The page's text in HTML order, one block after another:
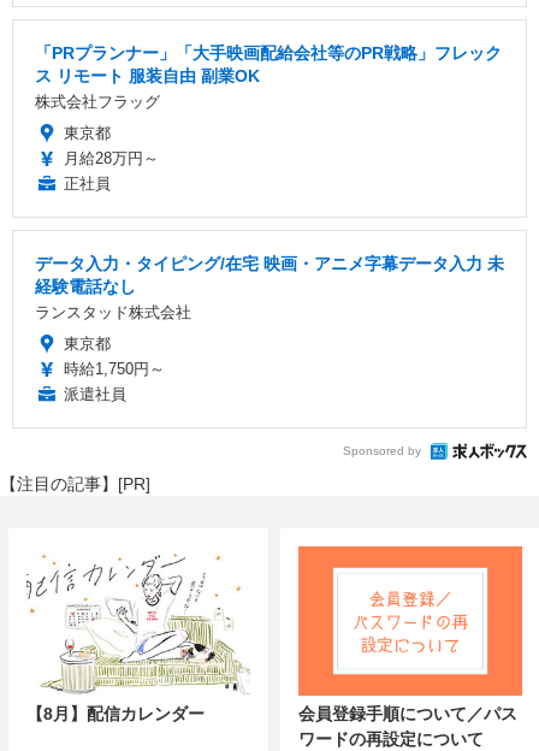
「PRプランナー」「大手映画配給会社等のPR戦略」フレック
ス リモート 服装自由 副業OK
株式会社フラッグ
東京都
月給28万円～
正社員
データ入力・タイピング/在宅 映画・アニメ字幕データ入力 未
経験電話なし
ランスタッド株式会社
東京都
時給1,750円～
派遣社員
Sponsored by
【注目の記事】[PR]
【8月】配信カレンダー
会員登録手順について／パス
ワードの再設定について